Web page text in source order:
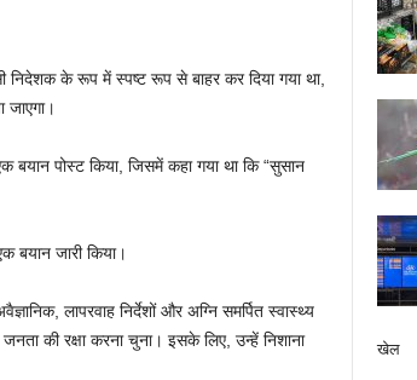
निदेशक के रूप में स्पष्ट रूप से बाहर कर दिया गया था,
जाएगा।
पोस्ट किया, जिसमें कहा गया था कि “सुसान
बयान जारी किया।
लापरवाह निर्देशों और अग्नि समर्पित स्वास्थ्य
की रक्षा करना चुना। इसके लिए, उन्हें निशाना
खेल